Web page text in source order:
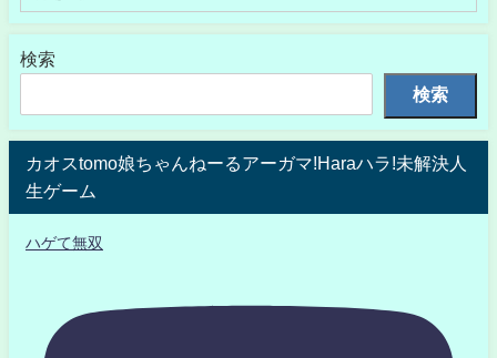
検索
検索
カオスtomo娘ちゃんねーるアーガマ!Haraハラ!未解決人
生ゲーム
ハゲて無双